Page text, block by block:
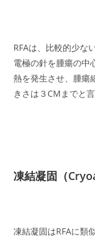
RFAは、比較的少な
電極の針を腫瘍の中
熱を発生させ、腫瘍
きさは３CMまでと
凍結凝固（
凍結凝固はRFAに類